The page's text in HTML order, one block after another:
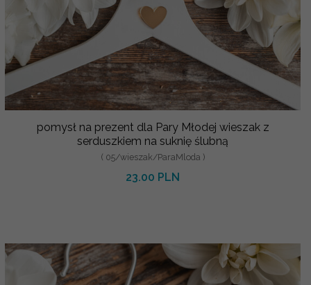
pomysł na prezent dla Pary Młodej wieszak z
serduszkiem na suknię ślubną
( 05/wieszak/ParaMloda )
23.00 PLN